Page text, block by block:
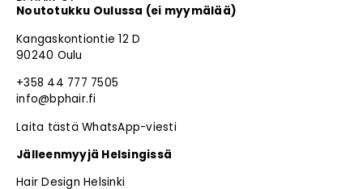
Noutotukku Oulussa (ei myymälää)
Kangaskontiontie 12 D
90240 Oulu
+358 44 777 7505
info@bphair.fi
Laita tästä WhatsApp-viesti
Jälleenmyyjä Helsingissä
Hair Design Helsinki